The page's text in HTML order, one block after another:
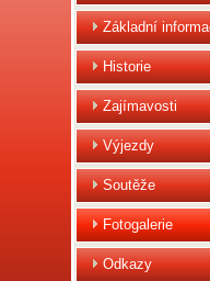
Základní
Historie
Zajímavosti
Výjezdy
Soutěže
Fotogalerie
Odkazy